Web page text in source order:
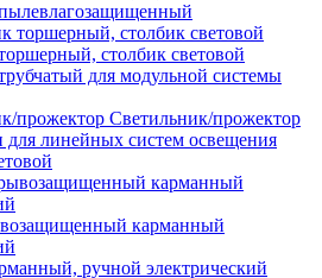
столбик световой
для модульной системы
Светильник/прожектор
для линейных систем освещения
карманный